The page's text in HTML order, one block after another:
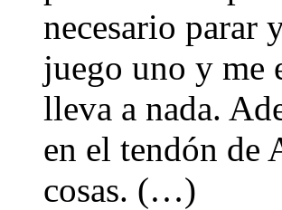
necesario parar
juego uno y me
lleva a nada.
en el tendón de
cosas. (…)